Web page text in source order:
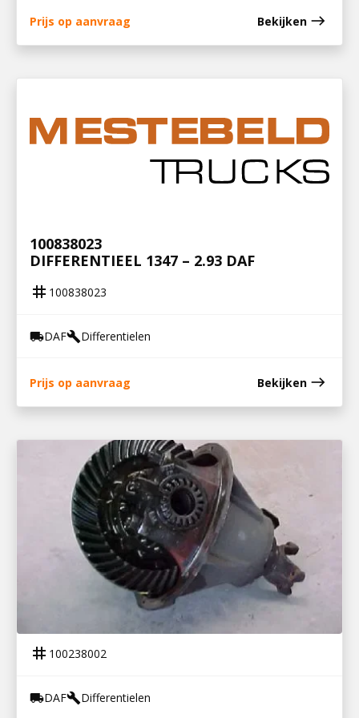
Prijs op aanvraag Bekijken east
100838023
DIFFERENTIEEL 1347 – 2.93 DAF
tag 100838023
local_shippingDAFbuildDifferentielen
Prijs op aanvraag Bekijken east
DIFFERENTIEEL DAF 800 41-10
tag 100238002
local_shippingDAFbuildDifferentielen